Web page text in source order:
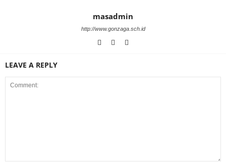
masadmin
http://www.gonzaga.sch.id
LEAVE A REPLY